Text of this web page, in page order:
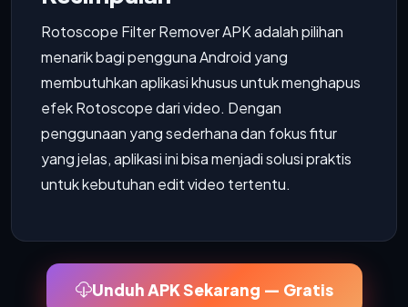
Rotoscope Filter Remover APK adalah pilihan
menarik bagi pengguna Android yang
membutuhkan aplikasi khusus untuk menghapus
efek Rotoscope dari video. Dengan
penggunaan yang sederhana dan fokus fitur
yang jelas, aplikasi ini bisa menjadi solusi praktis
untuk kebutuhan edit video tertentu.
Unduh APK Sekarang — Gratis